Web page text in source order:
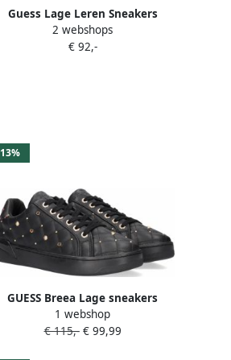
Guess Lage Leren Sneakers
Multicolor Baskets Multicolor
Heren
2 webshops
€ 92,-
13%
GUESS Breea Lage sneakers
Dames Zwart
1 webshop
€ 115,-€ 99,99